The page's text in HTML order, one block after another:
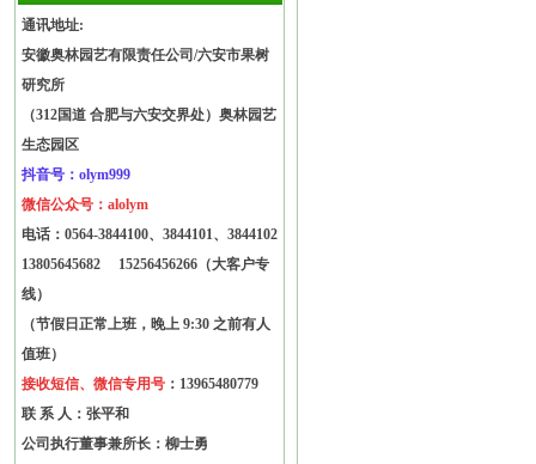
通讯地址:
安徽奥林园艺有限责任公司/六安市果树
研究所
（312国道 合肥与六安交界处）奥林园艺
生态园区
抖音号：olym999
微信公众号：alolym
电话： 0564-3844100、3844101、3844102
13805645682
15256456266（大客户专
线）
（节假日正常上班，晚上 9:30 之前有人
值班）
接收短信、微信专用号 ：13965480779
联 系 人：张平和
公司执行董事兼所长：柳士勇